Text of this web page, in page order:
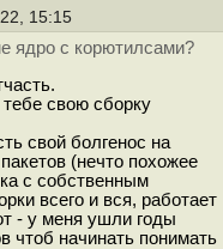
15:15
ядро с корютилсами?
свою сборку
свой болгенос на
(нечто похожее
с собственным
всего и вся, работает
- у меня ушли годы
чтоб начинать понимать